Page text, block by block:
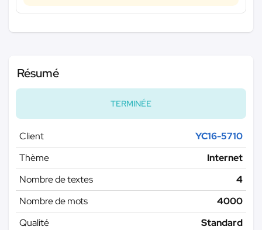
Résumé
TERMINÉE
Client
YC16-5710
Thème
Internet
Nombre de textes
4
Nombre de mots
4000
Qualité
Standard